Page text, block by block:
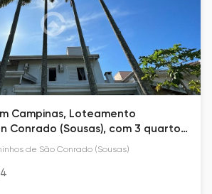
Campinas, Loteamento
Conrado (Sousas), com 3 quartos,
de São Conrado (Sousas)
4